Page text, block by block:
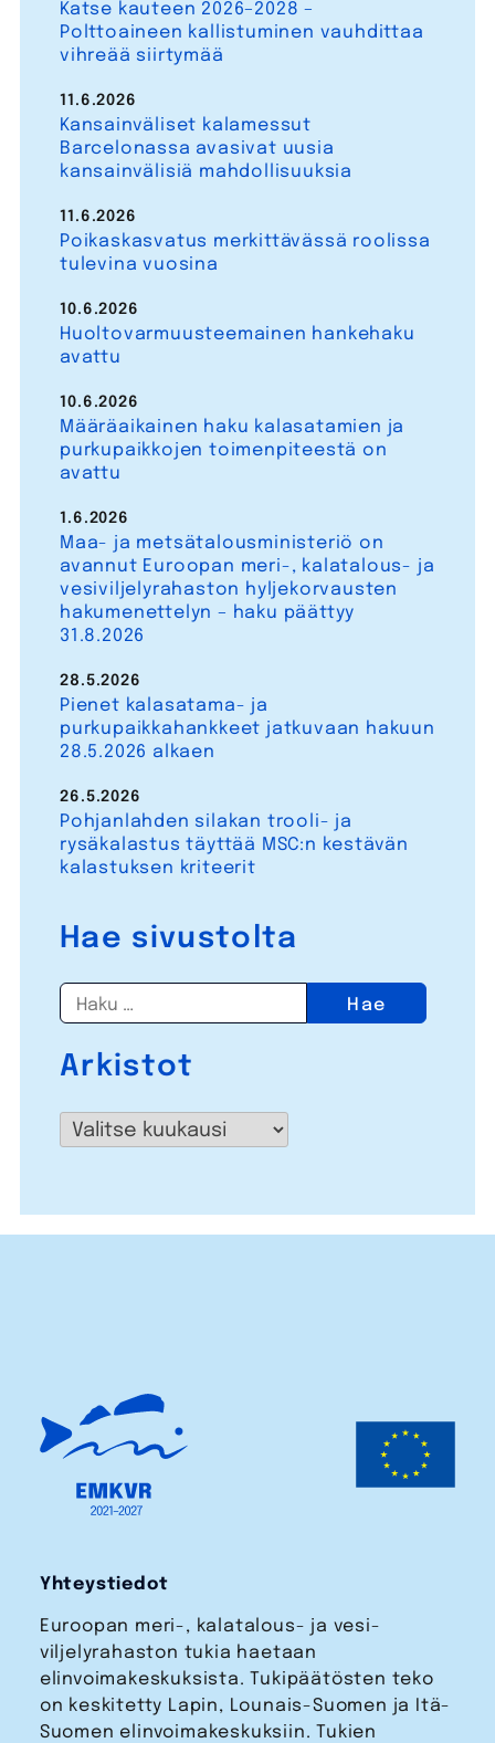
Katse kauteen 2026–2028 –
Polttoaineen kallistuminen vauhdittaa
vihreää siirtymää
Kansainväliset kalamessut
Barcelonassa avasivat uusia
kansainvälisiä mahdollisuuksia
11.6.2026
Poikaskasvatus merkittävässä roolissa
tulevina vuosina
11.6.2026
Huoltovarmuusteemainen hankehaku
avattu
10.6.2026
Määräaikainen haku kalasatamien ja
purkupaikkojen toimenpiteestä on
avattu
10.6.2026
Maa- ja metsätalousministeriö on
avannut Euroopan meri-, kalatalous- ja
vesiviljelyrahaston hyljekorvausten
hakumenettelyn – haku päättyy
31.8.2026
1.6.2026
Pienet kalasatama- ja
purkupaikkahankkeet jatkuvaan hakuun
28.5.2026 alkaen
28.5.2026
Pohjanlahden silakan trooli- ja
rysäkalastus täyttää MSC:n kestävän
kalastuksen kriteerit
26.5.2026
Hae sivustolta
Haku:
Arkistot
Arkistot
Yhteystiedot
Euroopan meri-, kalatalous- ja vesi­
viljelyrahaston tukia haetaan
elinvoimakeskuksista. Tukipäätösten teko
on keskitetty Lapin, Lounais-Suomen ja Itä-
Suomen elinvoimakeskuksiin. Tukien